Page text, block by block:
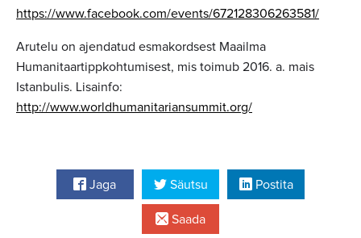
https://www.facebook.com/events/672128306263581/
Arutelu on ajendatud esmakordsest Maailma
Humanitaartippkohtumisest, mis toimub 2016. a. mais
Istanbulis. Lisainfo:
http://www.worldhumanitariansummit.org/
Jaga Säutsu Postita
Saada